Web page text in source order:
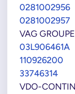
0281002956
0281002957
VAG GROUPE
03L906461A
110926200
33746314
VDO-